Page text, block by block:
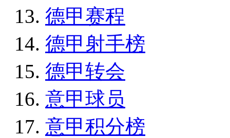
德甲赛程
德甲射手榜
德甲转会
意甲球员
意甲积分榜